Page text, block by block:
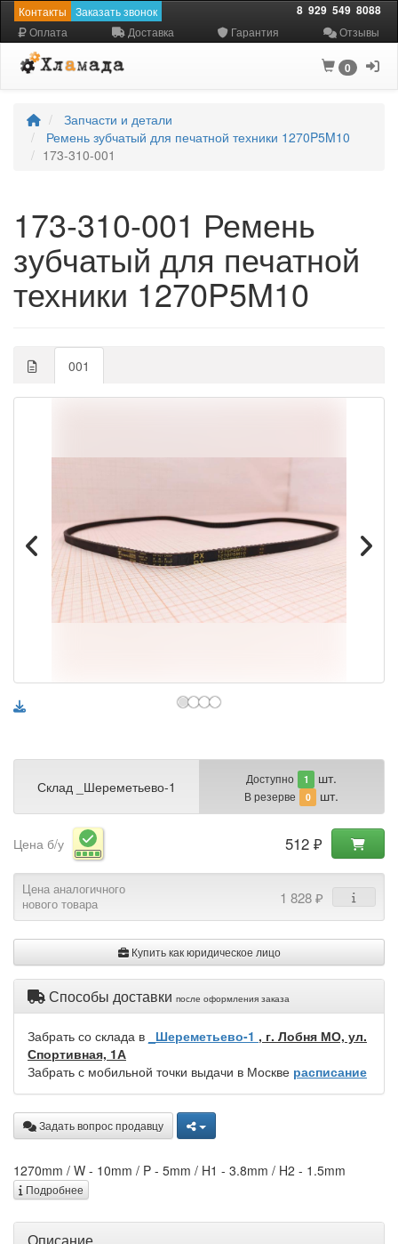
Контакты Заказать звонок 8 929 549 8088
Оплата Доставка Гарантия Отзывы
0
Запчасти и детали
Ремень зубчатый для печатной техники 1270P5M10
173-310-001
173-310-001 Ремень
зубчатый для печатной
техники 1270P5M10
001
Склад _Шереметьево-1 Доступно 1 шт.
В резерве 0 шт.
Цена б/у 512 ₽
Цена аналогичного
нового товара
1 828 ₽
Купить как юридическое лицо
Способы доставки после оформления заказа
Забрать со склада в _Шереметьево-1 , г. Лобня МО, ул.
Спортивная, 1А
Забрать с мобильной точки выдачи в Москве расписание
Задать вопрос продавцу
1270mm / W - 10mm / P - 5mm / H1 - 3.8mm / H2 - 1.5mm
Подробнее